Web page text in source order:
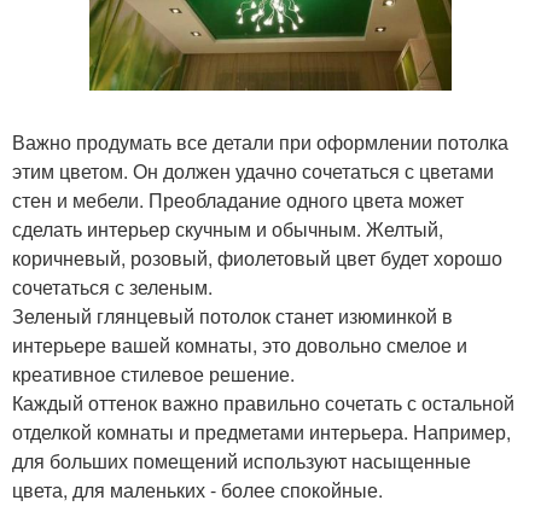
Важно продумать все детали при оформлении потолка
этим цветом. Он должен удачно сочетаться с цветами
стен и мебели. Преобладание одного цвета может
сделать интерьер скучным и обычным. Желтый,
коричневый, розовый, фиолетовый цвет будет хорошо
сочетаться с зеленым.
Зеленый глянцевый потолок станет изюминкой в
интерьере вашей комнаты, это довольно смелое и
креативное стилевое решение.
Каждый оттенок важно правильно сочетать с остальной
отделкой комнаты и предметами интерьера. Например,
для больших помещений используют насыщенные
цвета, для маленьких - более спокойные.